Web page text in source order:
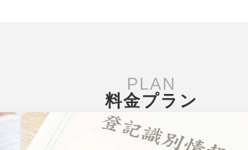
PLAN
料金プラン